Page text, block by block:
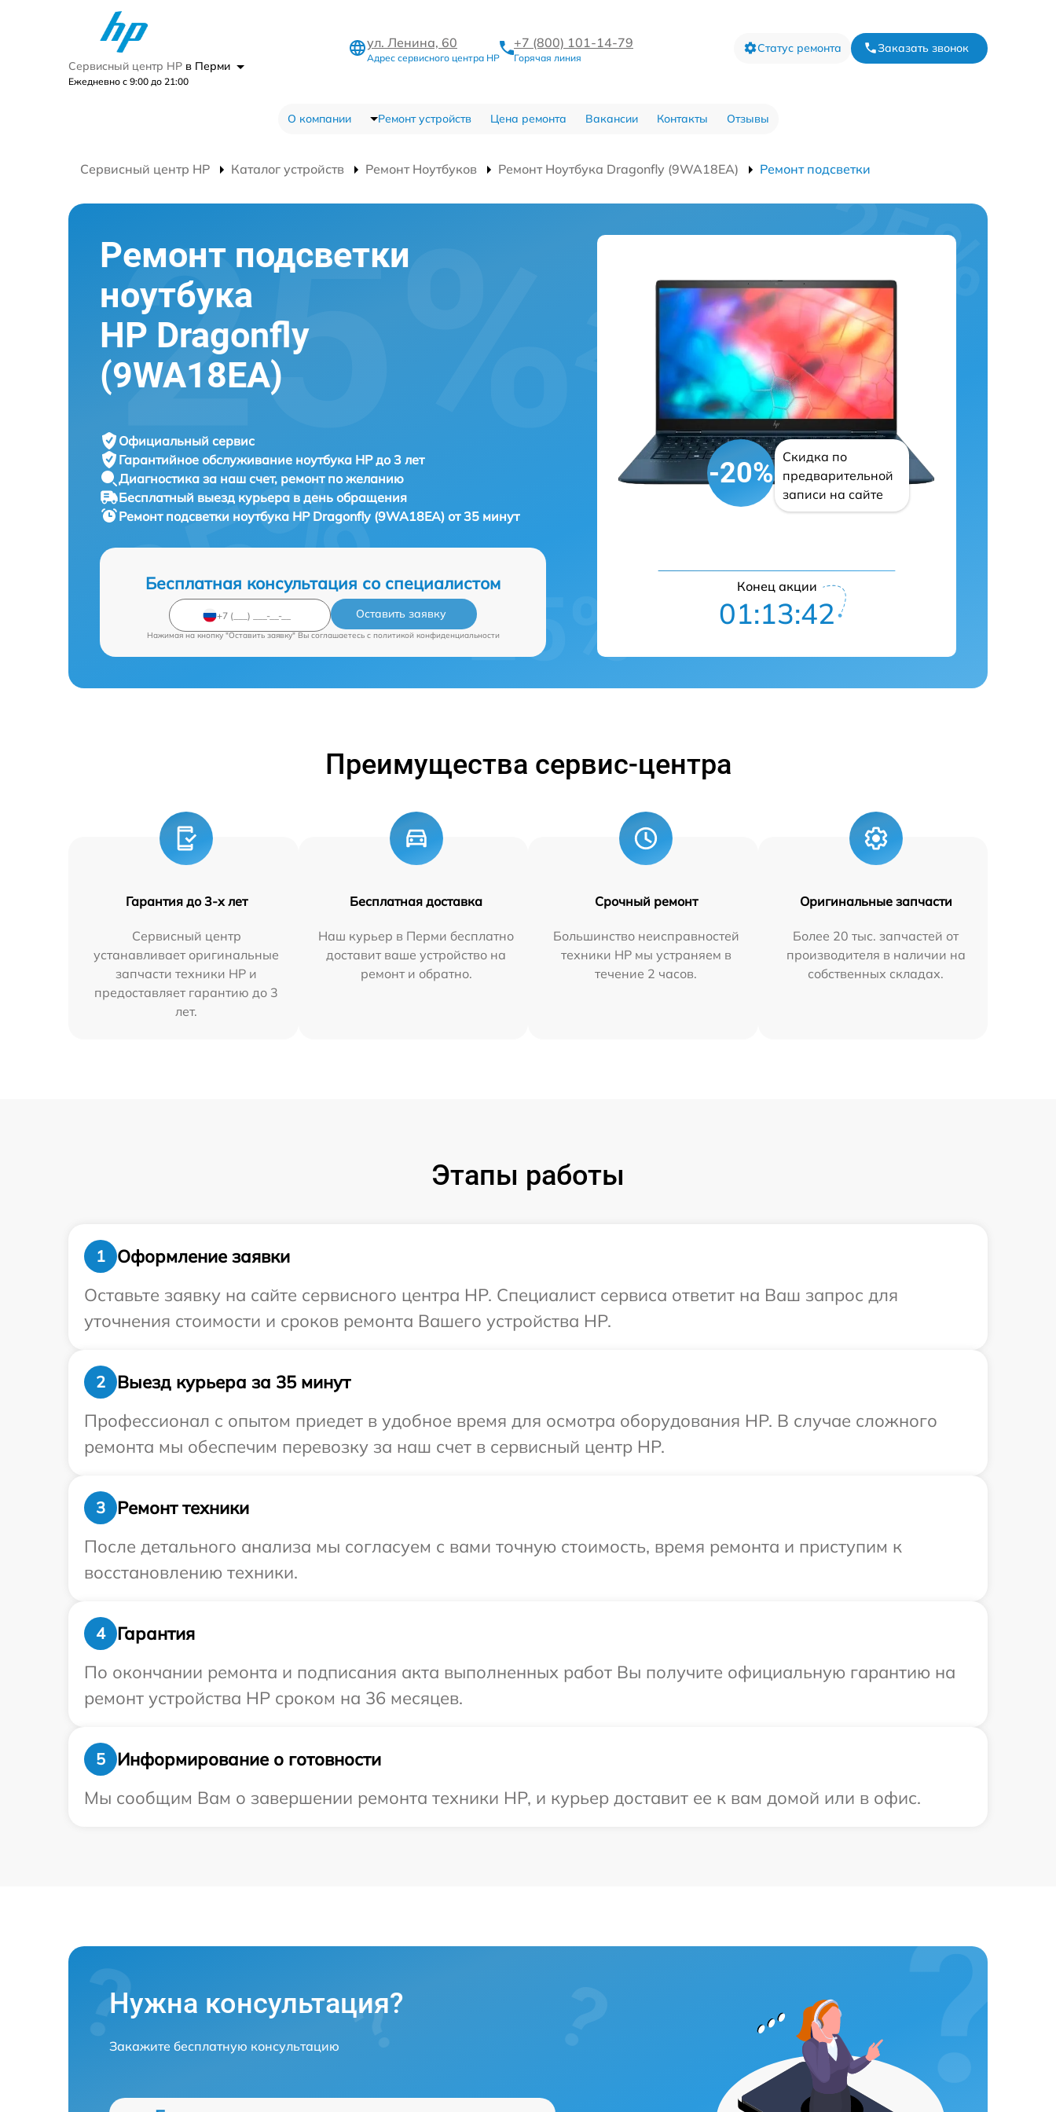
Сервисный центр HP в Перми
Ежедневно с 9:00 до 21:00
ул. Ленина, 60
Адрес сервисного центра HP
+7 (800) 101-14-79
Горячая линия
Статус ремонта Заказать звонок
О компании Ремонт устройств Цена ремонта Вакансии Контакты Отзывы
Сервисный центр HP Каталог устройств Ремонт Ноутбуков Ремонт Ноутбука Dragonfly (9WA18EA) Ремонт подсветки
Ремонт подсветки
ноутбука
HP Dragonfly
(9WA18EA)
Официальный сервис
Гарантийное обслуживание ноутбука HP до 3 лет
Диагностика за наш счет, ремонт по желанию
Бесплатный выезд курьера в день обращения
Ремонт подсветки ноутбука HP Dragonfly (9WA18EA) от 35 минут
Бесплатная консультация со специалистом
Оставить заявку
Нажимая на кнопку "Оставить заявку" Вы соглашаетесь c политикой конфиденциальности
-20%
Скидка по
предварительной
записи на сайте
Конец акции
01:13:41
Преимущества сервис-центра
Гарантия до 3-х лет
Сервисный центр
устанавливает оригинальные
запчасти техники HP и
предоставляет гарантию до 3
лет.
Бесплатная доставка
Наш курьер в Перми бесплатно
доставит ваше устройство на
ремонт и обратно.
Срочный ремонт
Большинство неисправностей
техники HP мы устраняем в
течение 2 часов.
Оригинальные запчасти
Более 20 тыс. запчастей от
производителя в наличии на
собственных складах.
Этапы работы
1
Оформление заявки
Оставьте заявку на сайте сервисного центра HP. Специалист сервиса ответит на Ваш запрос для
уточнения стоимости и сроков ремонта Вашего устройства HP.
2
Выезд курьера за 35 минут
Профессионал с опытом приедет в удобное время для осмотра оборудования HP. В случае сложного
ремонта мы обеспечим перевозку за наш счет в сервисный центр HP.
3
Ремонт техники
После детального анализа мы согласуем с вами точную стоимость, время ремонта и приступим к
восстановлению техники.
4
Гарантия
По окончании ремонта и подписания акта выполненных работ Вы получите официальную гарантию на
ремонт устройства HP сроком на 36 месяцев.
5
Информирование о готовности
Мы сообщим Вам о завершении ремонта техники HP, и курьер доставит ее к вам домой или в офис.
Нужна консультация?
Закажите бесплатную консультацию